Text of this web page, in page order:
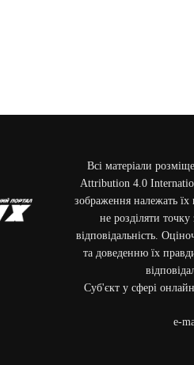
Всі матеріали
Attribution 4.0
зображення належать
не розділяти точку
відповідальність.
та доведенню їх
Cуб'єкт у сфері
e-